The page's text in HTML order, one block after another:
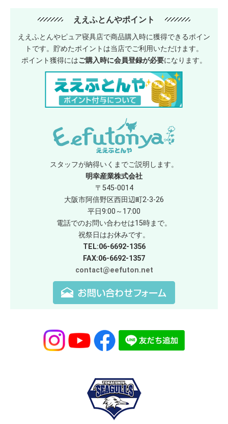
ええふとんやポイント
ええふとんやピュア寝具店で商品購入時に獲得できるポイン
トです。貯めたポイントは当店でご利用いただけます。
ポイント獲得にはご購入時に会員登録が必要になります。
スタッフが納得いくまでご説明します。
明幸産業株式会社
〒545-0014
大阪市阿倍野区西田辺町2-3-26
平日9:00～17:00
電話でのお問い合わせは15時まで。
祝祭日はお休みです。
TEL:06-6692-1356
FAX:06-6692-1357
contact@eefuton.net